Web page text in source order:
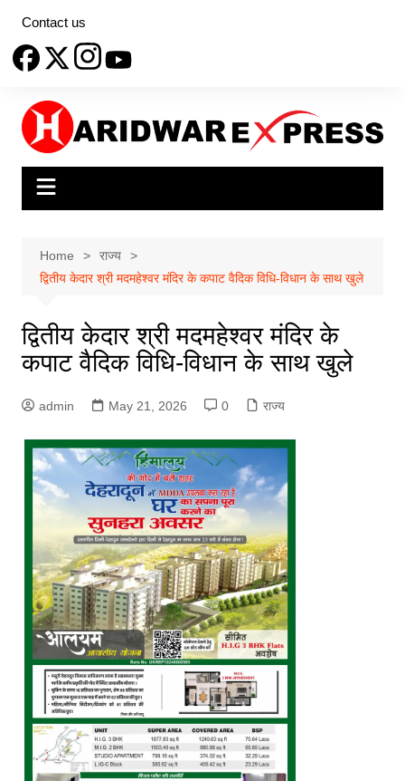
content
Contact us
Home
राज्य
द्वितीय केदार श्री मदमहेश्वर मंदिर के कपाट वैदिक विधि-विधान के साथ खुले
द्वितीय केदार श्री मदमहेश्वर मंदिर के
कपाट वैदिक विधि-विधान के साथ खुले
admin May 21, 2026 0 राज्य